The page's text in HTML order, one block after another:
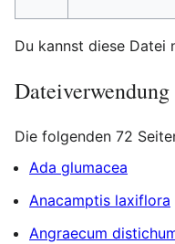
Du kannst diese Datei
Dateiverwendung
Die folgenden 72
Ada glumacea
Anacamptis laxiflora
Angraecum